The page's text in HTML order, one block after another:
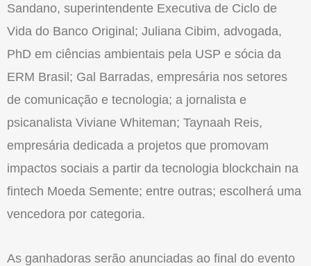
Sandano, superintendente Executiva de Ciclo de
Vida do Banco Original; Juliana Cibim, advogada,
PhD em ciências ambientais pela USP e sócia da
ERM Brasil; Gal Barradas, empresária nos setores
de comunicação e tecnologia; a jornalista e
psicanalista Viviane Whiteman; Taynaah Reis,
empresária dedicada a projetos que promovam
impactos sociais a partir da tecnologia blockchain na
fintech Moeda Semente; entre outras; escolherá uma
vencedora por categoria.
As ganhadoras serão anunciadas ao final do evento